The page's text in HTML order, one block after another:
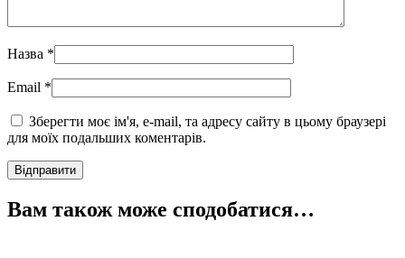
Назва *
Email *
Зберегти моє ім'я, e-mail, та адресу сайту в цьому браузері
для моїх подальших коментарів.
Вам також може сподобатися…